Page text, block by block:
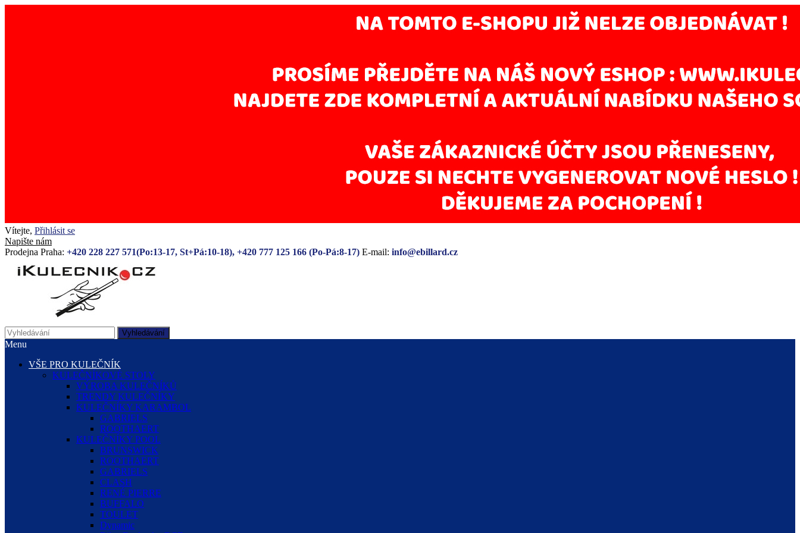
Vítejte, Přihlásit se
Napište nám
Prodejna Praha: +420 228 227 571(Po:13-17, St+Pá:10-18), +420 777 125 166 (Po-Pá:8-17) E-mail: info@ebillard.cz
Vyhledávání
Menu
VŠE PRO KULEČNÍK
KULEČNÍKOVÉ STOLY
VÝROBA KULEČNÍKŮ
TRENDY KULEČNÍKY
KULEČNÍKY KARAMBOL
GABRIELS
ROOTHAERT
KULEČNÍKY POOL
BRUNSWICK
ROOTHAERT
GABRIELS
CLASH
RENÉ PIERRE
BUFFALO
TOULET
Dynamic